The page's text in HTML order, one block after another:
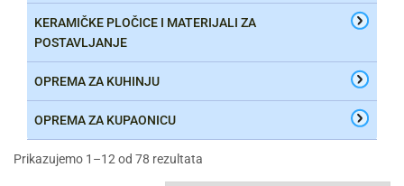
KERAMIČKE PLOČICE I MATERIJALI ZA
POSTAVLJANJE
OPREMA ZA KUHINJU
OPREMA ZA KUPAONICU
Prikazujemo 1–12 od 78 rezultata